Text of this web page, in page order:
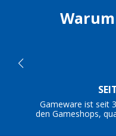
Gameware ist seit
den Gameshops,